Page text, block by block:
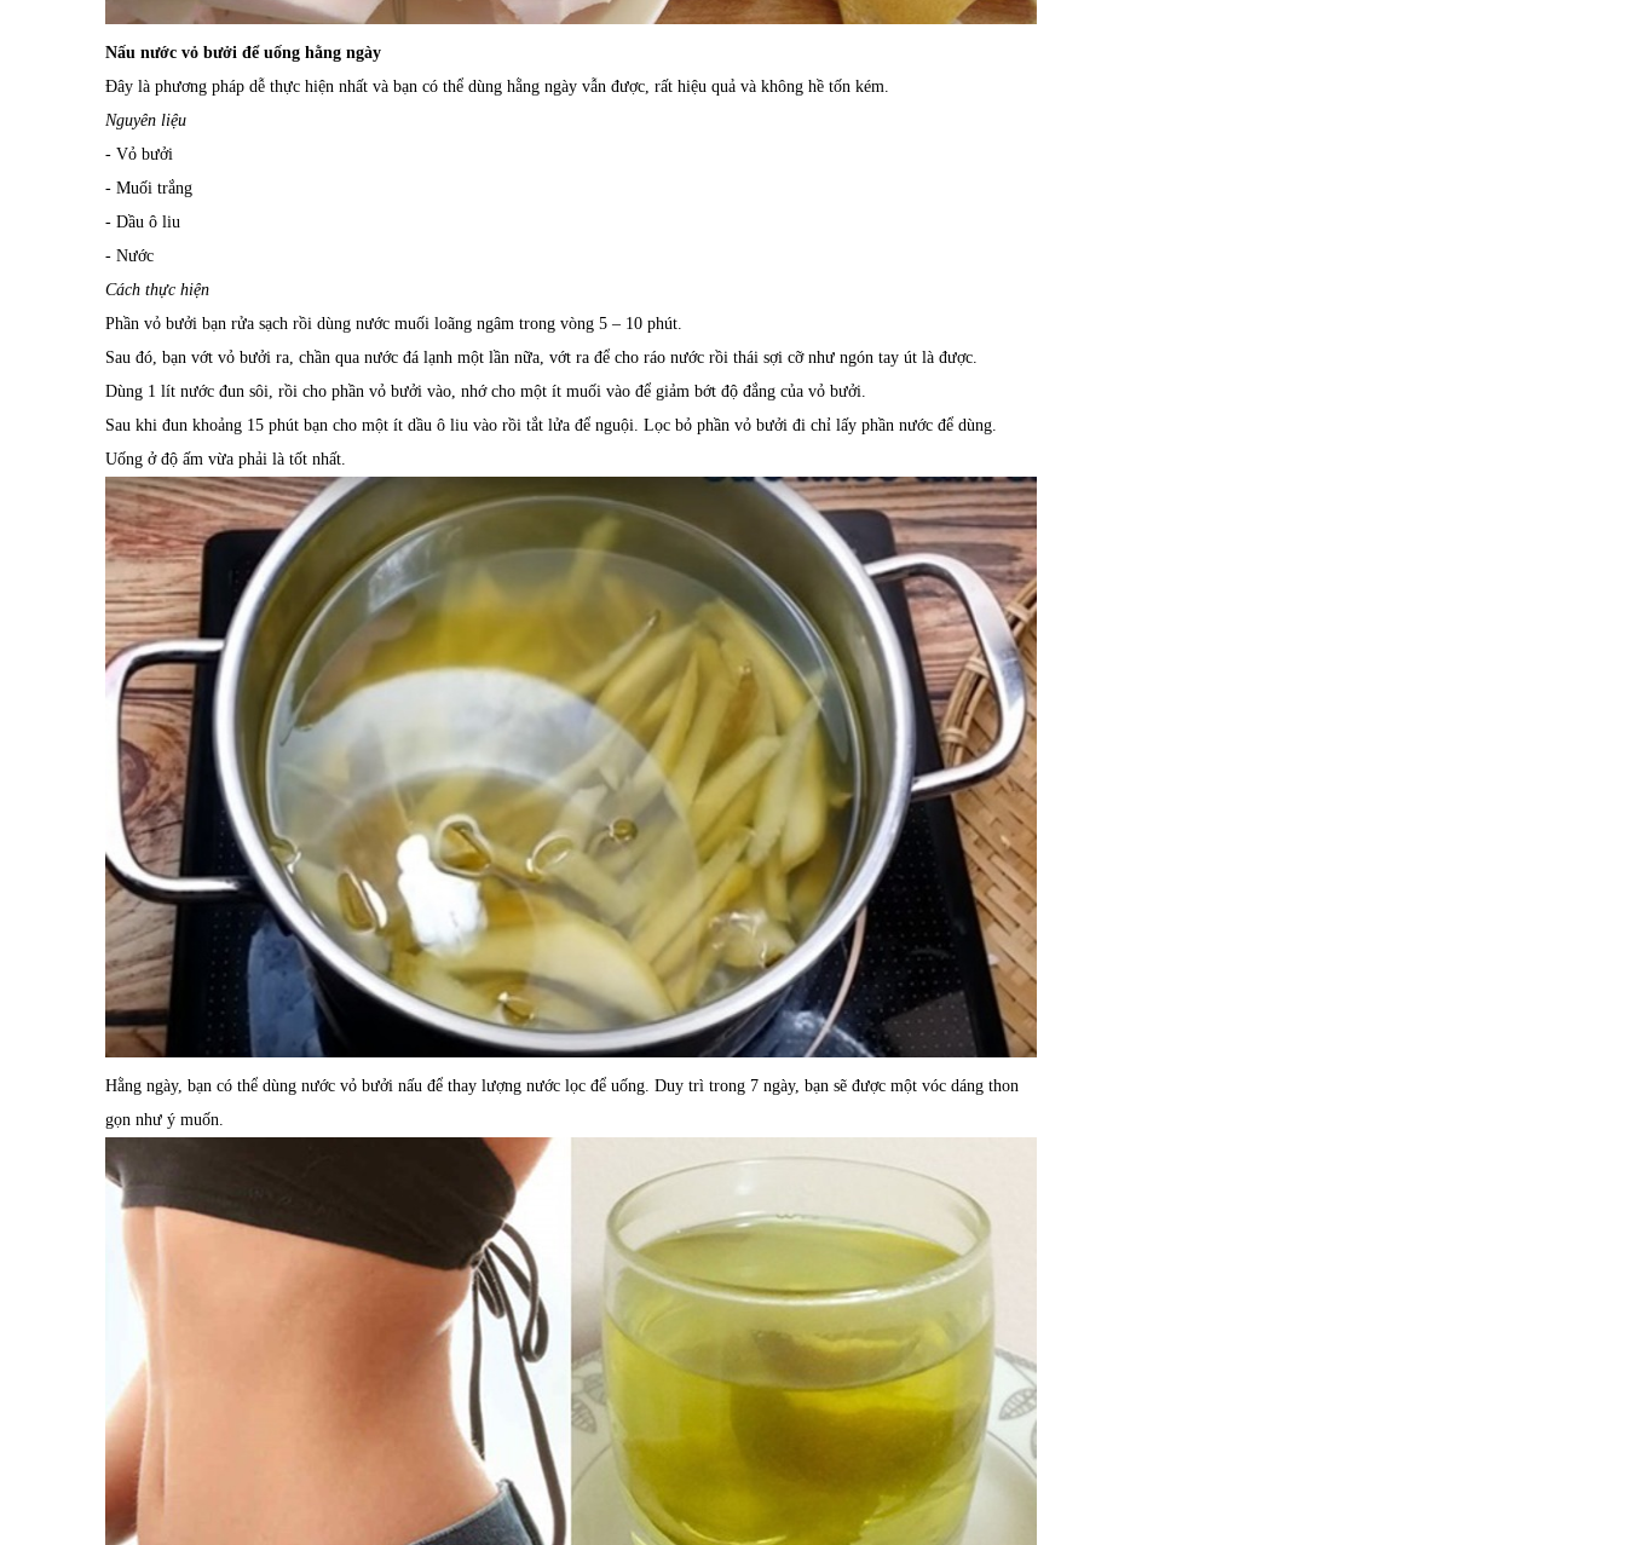
Nấu nước vỏ bưởi để uống hằng ngày
Đây là phương pháp dễ thực hiện nhất và bạn có thể dùng hằng ngày vẫn được, rất hiệu quả và không hề tốn kém.
Nguyên liệu
- Vỏ bưởi
- Muối trắng
- Dầu ô liu
- Nước
Cách thực hiện
Phần vỏ bưởi bạn rửa sạch rồi dùng nước muối loãng ngâm trong vòng 5 – 10 phút.
Sau đó, bạn vớt vỏ bưởi ra, chần qua nước đá lạnh một lần nữa, vớt ra để cho ráo nước rồi thái sợi cỡ như ngón tay út là được.
Dùng 1 lít nước đun sôi, rồi cho phần vỏ bưởi vào, nhớ cho một ít muối vào để giảm bớt độ đắng của vỏ bưởi.
Sau khi đun khoảng 15 phút bạn cho một ít dầu ô liu vào rồi tắt lửa để nguội. Lọc bỏ phần vỏ bưởi đi chỉ lấy phần nước để dùng.
Uống ở độ ấm vừa phải là tốt nhất.
Hằng ngày, bạn có thể dùng nước vỏ bưởi nấu để thay lượng nước lọc để uống. Duy trì trong 7 ngày, bạn sẽ được một vóc dáng thon
gọn như ý muốn.